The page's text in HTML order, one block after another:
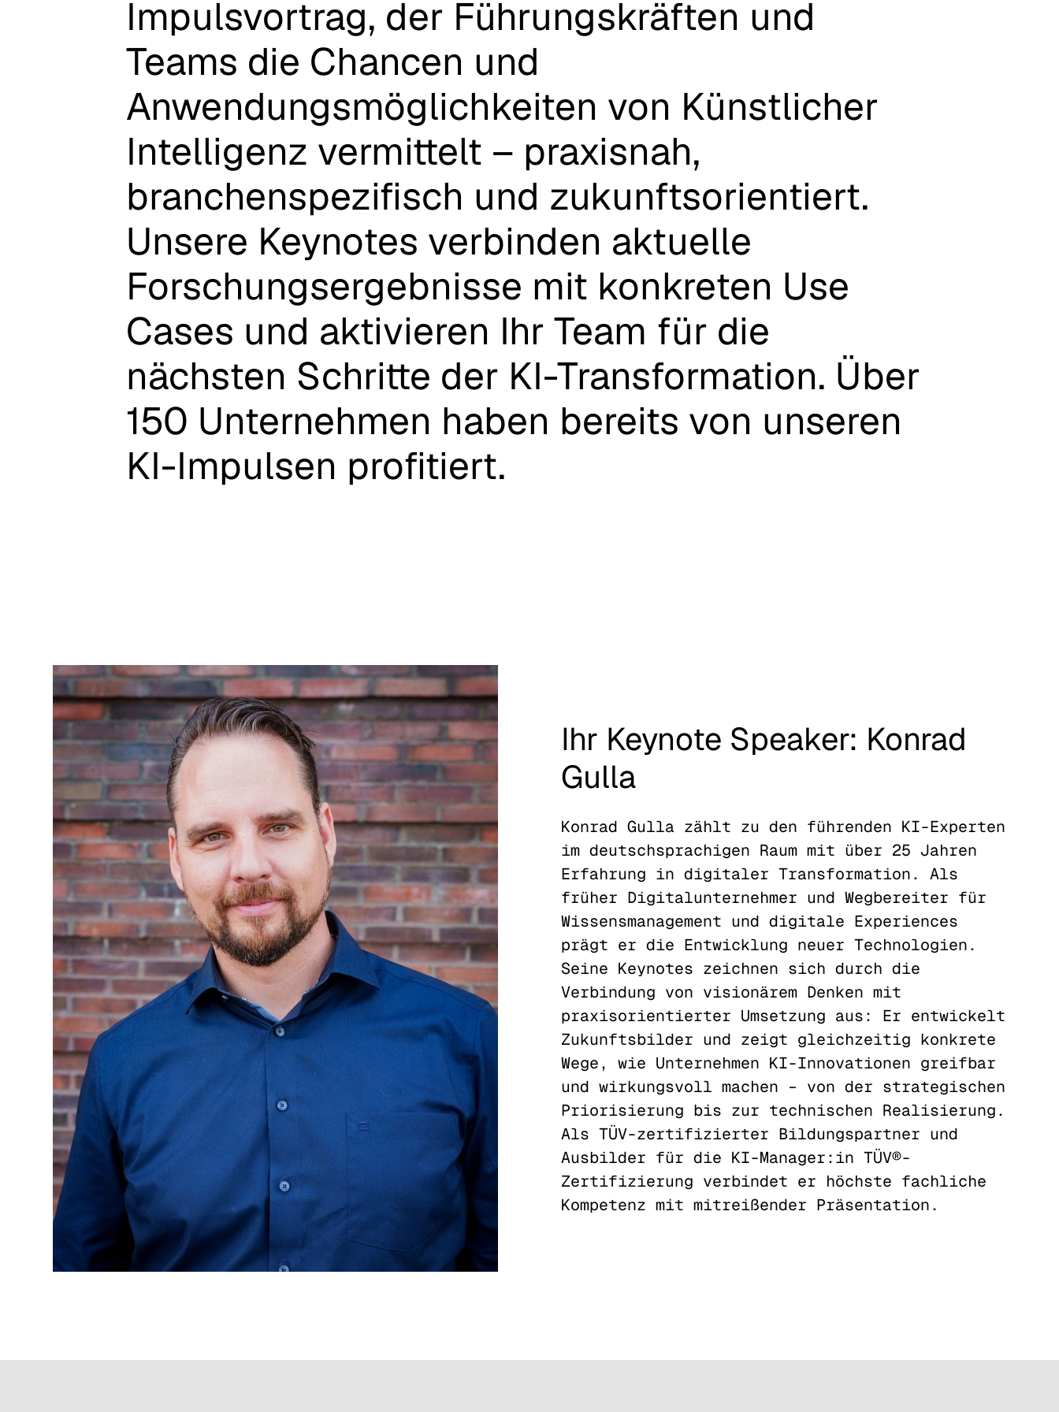
Impulsvortrag, der Führungskräften und
Teams die Chancen und
Anwendungsmöglichkeiten von Künstlicher
Intelligenz vermittelt – praxisnah,
branchenspezifisch und zukunftsorientiert.
Unsere Keynotes verbinden aktuelle
Forschungsergebnisse mit konkreten Use
Cases und aktivieren Ihr Team für die
nächsten Schritte der KI-Transformation. Über
150 Unternehmen haben bereits von unseren
KI-Impulsen profitiert.
Ihr Keynote Speaker: Konrad
Gulla
Konrad Gulla zählt zu den führenden KI-Experten
im deutschsprachigen Raum mit über 25 Jahren
Erfahrung in digitaler Transformation. Als
früher Digitalunternehmer und Wegbereiter für
Wissensmanagement und digitale Experiences
prägt er die Entwicklung neuer Technologien.
Seine Keynotes zeichnen sich durch die
Verbindung von visionärem Denken mit
praxisorientierter Umsetzung aus: Er entwickelt
Zukunftsbilder und zeigt gleichzeitig konkrete
Wege, wie Unternehmen KI-Innovationen greifbar
und wirkungsvoll machen – von der strategischen
Priorisierung bis zur technischen Realisierung.
Als TÜV-zertifizierter Bildungspartner und
Ausbilder für die KI-Manager:in TÜV®-
Zertifizierung verbindet er höchste fachliche
Kompetenz mit mitreißender Präsentation.